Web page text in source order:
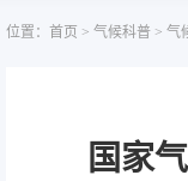
位置： 首页 > 气候科普 > 气
国家